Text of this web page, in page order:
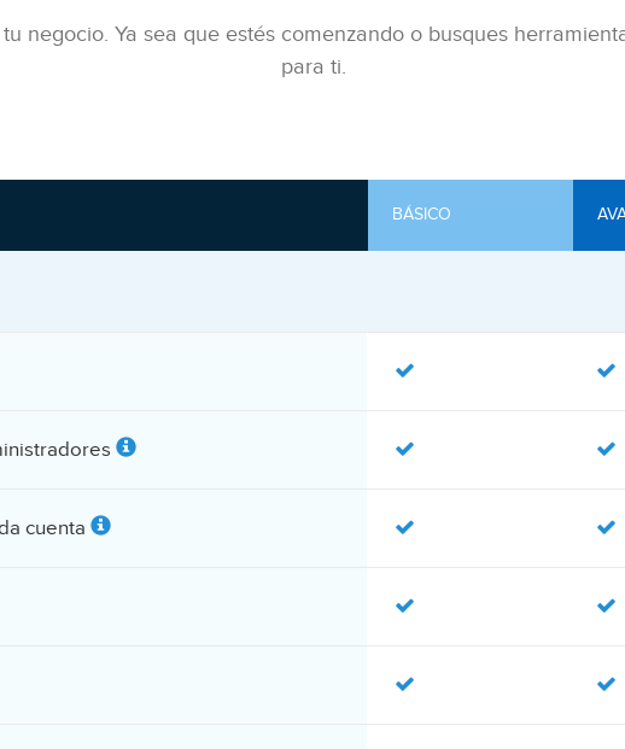
negocio. Ya sea que estés comenzando o busques
para ti.
BÁSICO
cuenta